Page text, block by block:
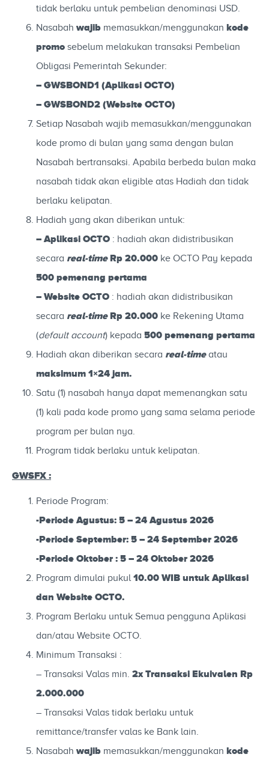
tidak berlaku untuk pembelian denominasi USD.
Nasabah wajib memasukkan/menggunakan kode
promo sebelum melakukan transaksi Pembelian
Obligasi Pemerintah Sekunder:
– GWSBOND1 (Aplikasi OCTO)
– GWSBOND2 (Website OCTO)
Setiap Nasabah wajib memasukkan/menggunakan
kode promo di bulan yang sama dengan bulan
Nasabah bertransaksi. Apabila berbeda bulan maka
nasabah tidak akan eligible atas Hadiah dan tidak
berlaku kelipatan.
Hadiah yang akan diberikan untuk:
– Aplikasi OCTO : hadiah akan didistribusikan
secara real-timeRp 20.000 ke OCTO Pay kepada
500 pemenang pertama
– Website OCTO : hadiah akan didistribusikan
secara real-time Rp 20.000 ke Rekening Utama
(default account) kepada 500 pemenang pertama
Hadiah akan diberikan secara real-timeatau
maksimum 1×24 jam.
Satu (1) nasabah hanya dapat memenangkan satu
(1) kali pada kode promo yang sama selama periode
program per bulan nya.
Program tidak berlaku untuk kelipatan.
GWSFX :
Periode Program:
-Periode Agustus: 5 – 24 Agustus 2026
-Periode September: 5 – 24 September 2026
-Periode Oktober : 5 – 24 Oktober 2026
Program dimulai pukul10.00 WIB untuk Aplikasi
dan Website OCTO.
Program Berlaku untuk Semua pengguna Aplikasi
dan/atau Website OCTO.
Minimum Transaksi :
– Transaksi Valas min. 2x Transaksi Ekuivalen Rp
2.000.000
– Transaksi Valas tidak berlaku untuk
remittance/transfer valas ke Bank lain.
Nasabah wajib memasukkan/menggunakan kode